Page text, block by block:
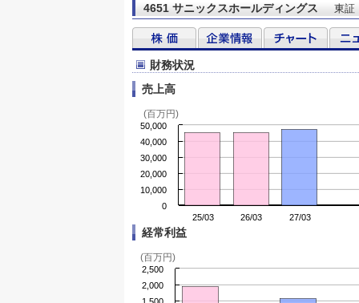
4651 サニックスホールディングス 東証